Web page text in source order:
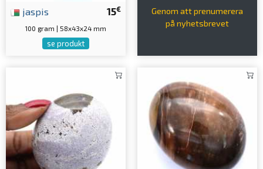
15€
jaspis
100 gram | 58x43x24 mm
se produkt
Genom att prenumerera
på nyhetsbrevet